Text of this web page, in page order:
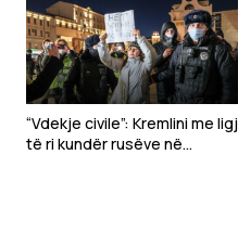
“Vdekje civile”: Kremlini me ligj
të ri kundër rusëve në